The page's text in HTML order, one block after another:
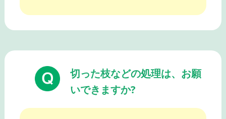
切った枝などの処理は、お願
いできますか?